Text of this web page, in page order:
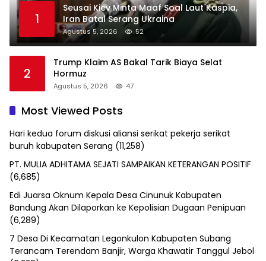
1
Seusai Kiev Minta Maaf Soal Laut Kaspia,
Iran Batal Serang Ukraina
Agustus 5, 2026 52
2
Trump Klaim AS Bakal Tarik Biaya Selat
Hormuz
Agustus 5, 2026 47
Most Viewed Posts
Hari kedua forum diskusi aliansi serikat pekerja serikat
buruh kabupaten Serang (11,258)
PT. MULIA ADHITAMA SEJATI SAMPAIKAN KETERANGAN POSITIF
(6,685)
Edi Juarsa Oknum Kepala Desa Cinunuk Kabupaten
Bandung Akan Dilaporkan ke Kepolisian Dugaan Penipuan
(6,289)
7 Desa Di Kecamatan Legonkulon Kabupaten Subang
Terancam Terendam Banjir, Warga Khawatir Tanggul Jebol